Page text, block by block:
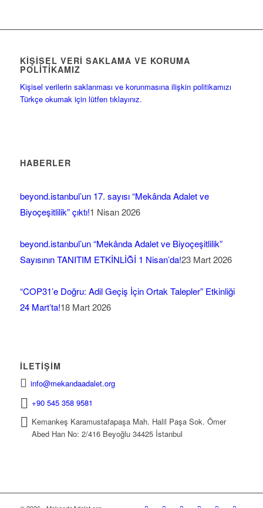
KIŞISEL VERI SAKLAMA VE KORUMA
POLITIKAMIZ
Kişisel verilerin saklanması ve korunmasına ilişkin politikamızı
Türkçe okumak için lütfen tıklayınız.
HABERLER
beyond.istanbul’un 17. sayısı “Mekânda Adalet ve
Biyoçeşitlilik” çıktı!1 Nisan 2026
beyond.istanbul’un “Mekânda Adalet ve Biyoçeşitlilik”
Sayısının TANITIM ETKİNLİĞİ 1 Nisan’da!23 Mart 2026
“COP31’e Doğru: Adil Geçiş İçin Ortak Talepler” Etkinliği
24 Mart’ta!18 Mart 2026
İLETIŞIM
info@mekandaadalet.org
+90 545 358 9581
Kemankeş Karamustafapaşa Mah. Halil Paşa Sok. Ömer
Abed Han No: 2/416 Beyoğlu 34425 İstanbul